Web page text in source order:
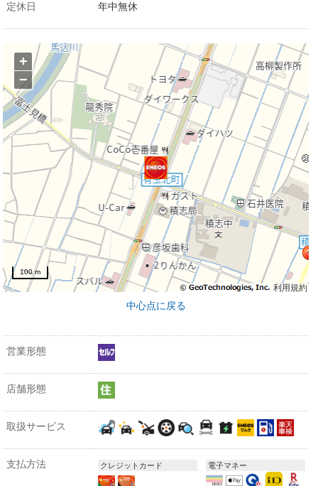
定休日 年中無休
利用規約
+
−
100 m
中心点に戻る
営業形態
店舗形態
取扱サービス
支払方法 クレジットカード 電子マネー